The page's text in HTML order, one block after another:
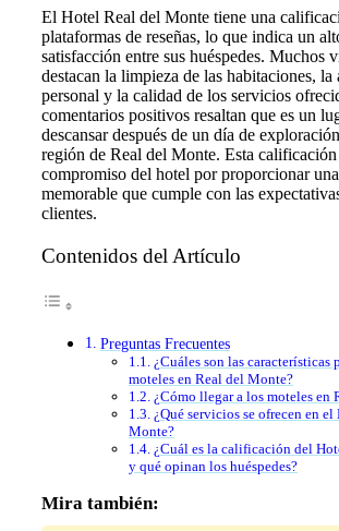
El Hotel Real del Monte tiene una
plataformas de reseñas, lo que indica un
satisfacción entre sus huéspedes. Muchos
destacan la limpieza de las habitaciones, la
personal y la calidad de los servicios
comentarios positivos resaltan que es un
descansar después de un día de
región de Real del Monte. Esta
compromiso del hotel por proporcionar
memorable que cumple con las
clientes.
Contenidos del Artículo
Preguntas Frecuentes
¿Cuáles son las características
moteles en Real del Monte?
¿Cómo llegar a los moteles en
¿Qué servicios se ofrecen en
Monte?
¿Cuál es la calificación del
y qué opinan los huéspedes?
Mira también: